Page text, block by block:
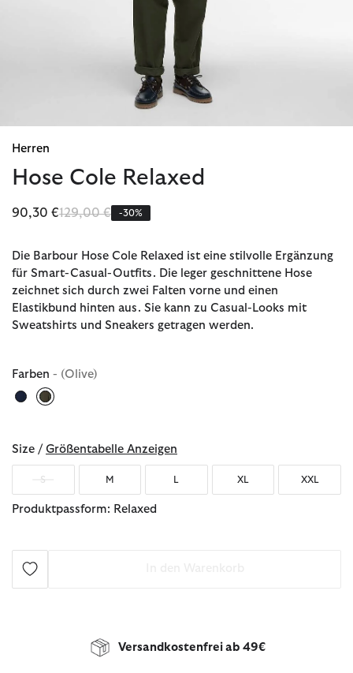
Herren
Hose Cole Relaxed
90,30 €Reduziert von
129,00 €bis-30%
Die Barbour Hose Cole Relaxed ist eine stilvolle Ergänzung
für Smart-Casual-Outfits. Die leger geschnittene Hose
zeichnet sich durch zwei Falten vorne und einen
Elastikbund hinten aus. Sie kann zu Casual-Looks mit
Sweatshirts und Sneakers getragen werden.
Farben - (Olive)
Size / Größentabelle Anzeigen
S M L XL XXL
Produktpassform: Relaxed
Versandkostenfrei ab 49€